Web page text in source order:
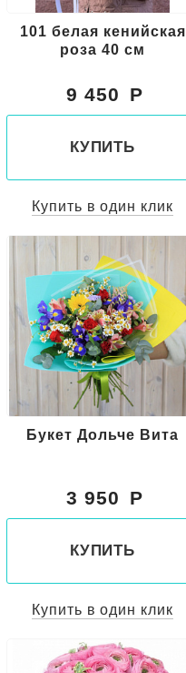
101 белая кенийская
роза 40 см
9 450
КУПИТЬ
Купить в один клик
Букет Дольче Вита
3 950
КУПИТЬ
Купить в один клик